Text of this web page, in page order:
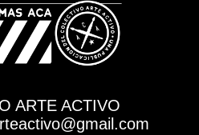
ARTE ACTIVO